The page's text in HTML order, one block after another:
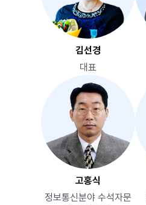
김선경
대표
고홍식
정보통신분야 수석자문